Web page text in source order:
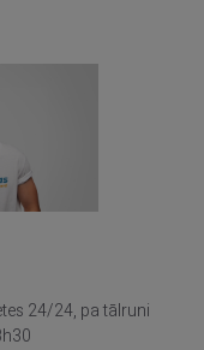
24/24, pa tālruni